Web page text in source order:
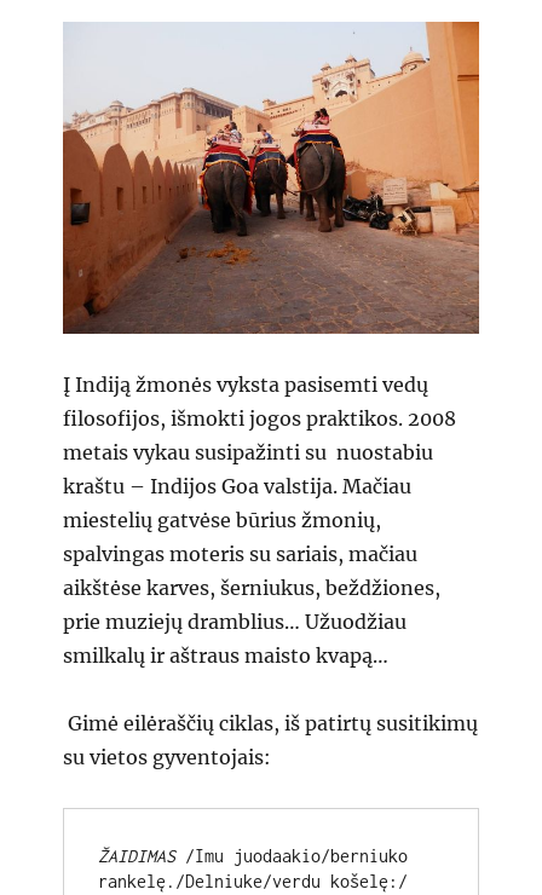
Į Indiją žmonės vyksta pasisemti vedų
filosofijos, išmokti jogos praktikos. 2008
metais vykau susipažinti su nuostabiu
kraštu – Indijos Goa valstija. Mačiau
miestelių gatvėse būrius žmonių,
spalvingas moteris su sariais, mačiau
aikštėse karves, šerniukus, beždžiones,
prie muziejų dramblius… Užuodžiau
smilkalų ir aštraus maisto kvapą…
Gimė eilėraščių ciklas, iš patirtų susitikimų
su vietos gyventojais:
ŽAIDIMAS /Imu juodaakio/berniuko
rankelę./Delniuke/verdu košelę:/